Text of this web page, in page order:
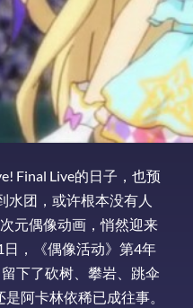
Final Live的日子，也预
水团，或许根本没有人
元偶像动画，悄然迎来
，《偶像活动》第4年
下了砍树、攀岩、跳伞
阿卡林依稀已成往事。